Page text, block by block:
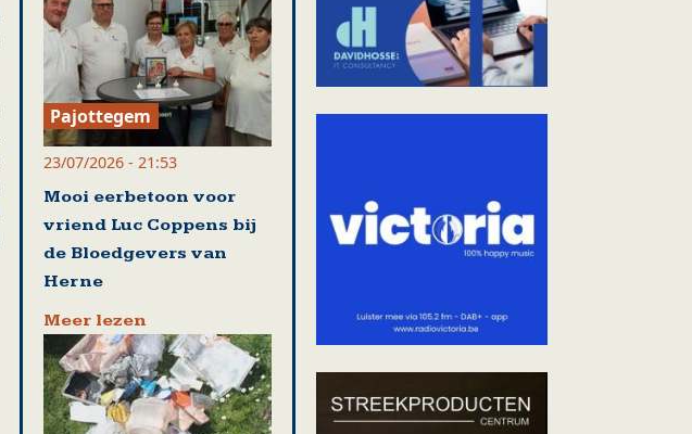
Pajottegem
23/07/2026 - 21:53
Mooi eerbetoon voor
vriend Luc Coppens bij
de Bloedgevers van
Herne
Meer lezen